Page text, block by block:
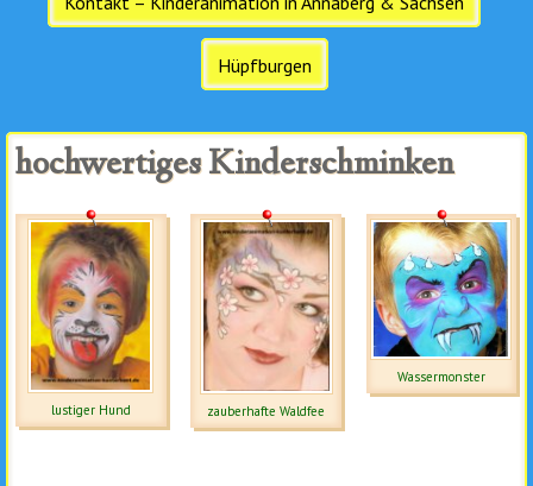
Hüpfburgen
hochwertiges Kinderschminken
lustiger Hund zauberhafte Waldfee
Wassermonster